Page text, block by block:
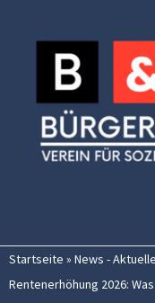
Inhalt
springen
Startseite » News -
Rentenerhöhung 2026: